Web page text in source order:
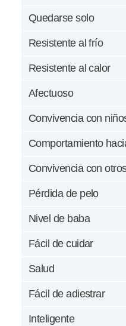
Quedarse solo
Resistente al frío
Resistente al calor
Afectuoso
Convivencia con
Comportamiento
Convivencia con
Pérdida de pelo
Nivel de baba
Fácil de cuidar
Salud
Fácil de adiestrar
Inteligente